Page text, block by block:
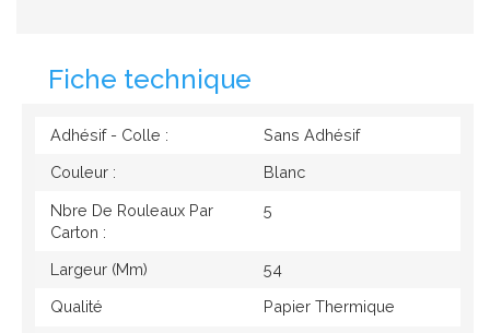
Fiche technique
Adhésif - Colle : Sans Adhésif
Couleur : Blanc
Nbre De Rouleaux Par
Carton :
5
Largeur (mm) 54
Qualité Papier Thermique